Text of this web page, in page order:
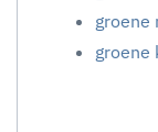
groene
groene